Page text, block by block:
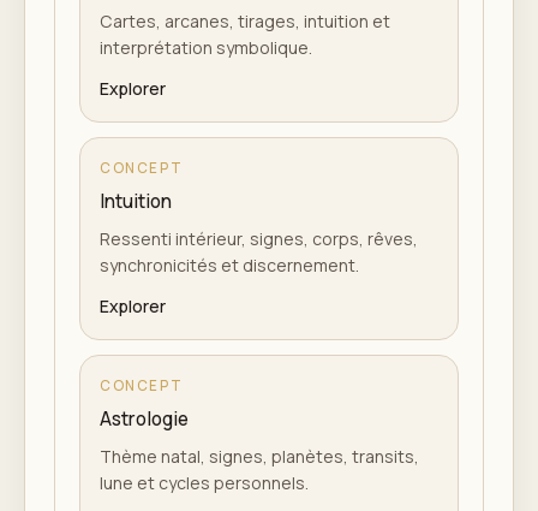
Cartes, arcanes, tirages, intuition et
interprétation symbolique.
Explorer
CONCEPT
Intuition
Ressenti intérieur, signes, corps, rêves,
synchronicités et discernement.
Explorer
CONCEPT
Astrologie
Thème natal, signes, planètes, transits,
lune et cycles personnels.